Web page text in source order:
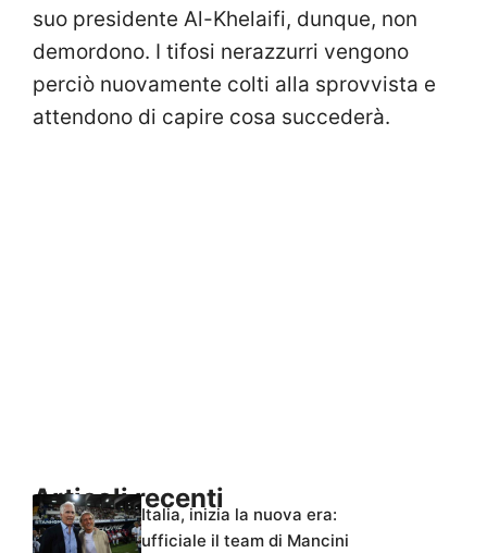
suo presidente Al-Khelaifi, dunque, non
demordono. I tifosi nerazzurri vengono
perciò nuovamente colti alla sprovvista e
attendono di capire cosa succederà.
Articoli recenti
Italia, inizia la nuova era:
ufficiale il team di Mancini